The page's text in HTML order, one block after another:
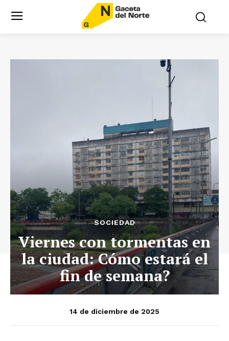
SOCIEDAD
Viernes con tormentas en
la ciudad: Cómo estará el
fin de semana?
14 de diciembre de 2025